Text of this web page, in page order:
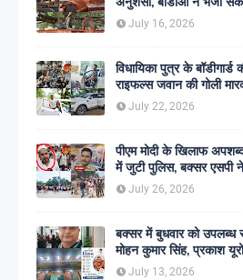
July 16, 2026
विधायिका पुत्र के
राइफल्स जवान की गोली
गिरफ्तार
July 22, 2026
पीएम मोदी के खिलाफ
में जुटी पुलिस, बक्सर एसपी
July 26, 2026
बक्सर में बुधवार को उपलब्ध
मोहन कुमार सिंह, प्रकाश
July 13, 2026